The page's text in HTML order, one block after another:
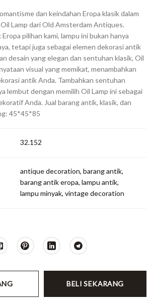
dan keindahan Eropa klasik dalam
Lamp dari Old Amsterdam Antiques.
pilihan kami, lampu ini bukan hanya
tetapi juga sebagai elemen dekorasi antik
desain yang elegan dan sentuhan klasik, Oil
visual yang memikat, menambahkan
antik Anda. Tambahkan sentuhan
lembut dengan memilih Oil Lamp ini sebagai
Anda. Jual barang antik, klasik, dan
45*45*85
32.152
antique decoration,barang antik,
barang antik eropa,lampu antik,
lampu minyak,vintage decoration
BELI SEKARANG